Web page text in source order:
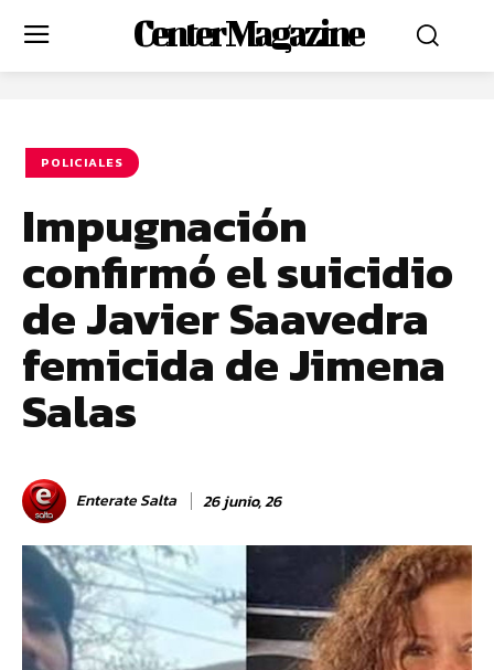
Center Magazine
POLICIALES
Impugnación
confirmó el suicidio
de Javier Saavedra
femicida de Jimena
Salas
Enterate Salta 26 junio, 26